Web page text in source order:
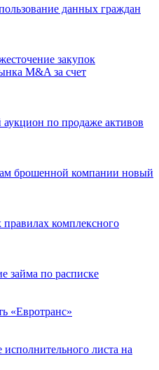
данных граждан
закупок
M&A за счет
по продаже активов
брошенной компании новый
комплексного
займа по расписке
«Евротранс»
листа на